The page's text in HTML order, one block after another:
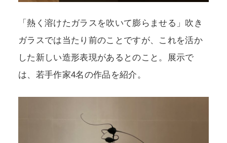
「熱く溶けたガラスを吹いて膨らませる」吹き
ガラスでは当たり前のことですが、これを活か
した新しい造形表現があるとのこと。展示で
は、若手作家4名の作品を紹介。